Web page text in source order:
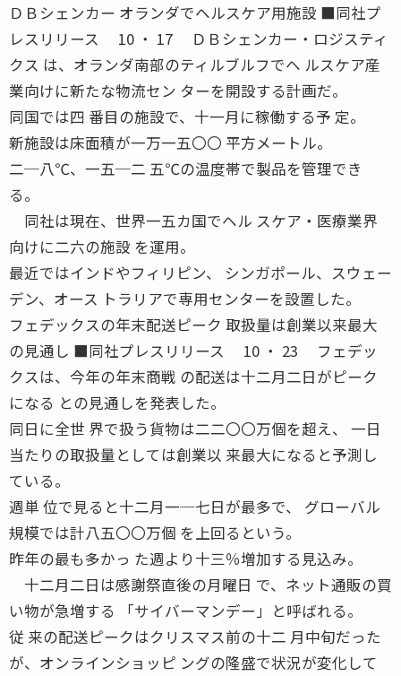
ＤＢシェンカー オランダでヘルスケア用施設 ■同社プ
レスリリース 10 ・ 17 ＤＢシェンカー・ロジスティ
クス は、オランダ南部のティルブルフでヘ ルスケア産
業向けに新たな物流セン ターを開設する計画だ。
同国では四 番目の施設で、十一月に稼働する予 定。
新施設は床面積が一万一五〇〇 平方メートル。
二─八℃、一五─二 五℃の温度帯で製品を管理でき
る。
同社は現在、世界一五カ国でヘル スケア・医療業界
向けに二六の施設 を運用。
最近ではインドやフィリピン、 シンガポール、スウェー
デン、オース トラリアで専用センターを設置した。
フェデックスの年末配送ピーク 取扱量は創業以来最大
の見通し ■同社プレスリリース 10 ・ 23 フェデッ
クスは、今年の年末商戦 の配送は十二月二日がピーク
になる との見通しを発表した。
同日に全世 界で扱う貨物は二二〇〇万個を超え、 一日
当たりの取扱量としては創業以 来最大になると予測し
ている。
週単 位で見ると十二月一─七日が最多で、 グローバル
規模では計八五〇〇万個 を上回るという。
昨年の最も多かっ た週より十三％増加する見込み。
十二月二日は感謝祭直後の月曜日 で、ネット通販の買
い物が急増する 「サイバーマンデー」と呼ばれる。
従 来の配送ピークはクリスマス前の十二 月中旬だった
が、オンラインショッピ ングの隆盛で状況が変化して